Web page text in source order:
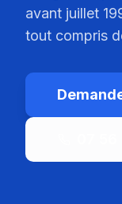
avant juillet
tout compris